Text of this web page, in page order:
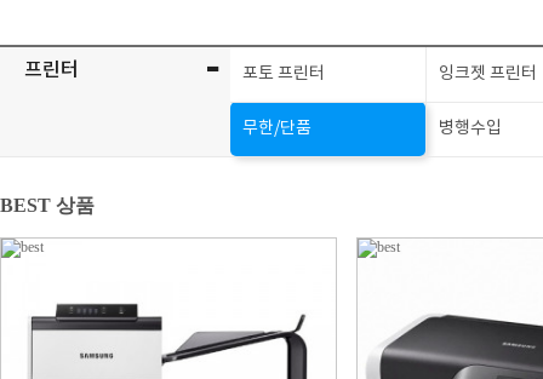
프린터 - 포토 프린터 잉크젯 프린터
무한/단품 병행수입
BEST 상품